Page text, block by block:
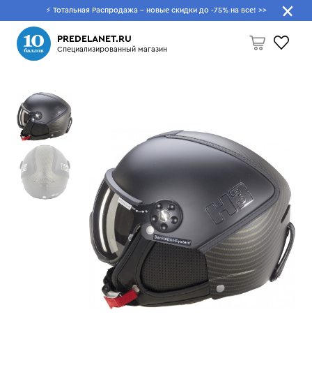
⚡ Тотальная Распродажа - новые скидки до -75% на все! >>
PREDELANET.RU
Специализированный магазин
Пусто
Что будем искать?